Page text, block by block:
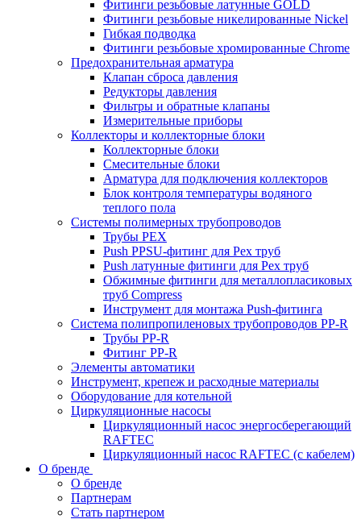
Фитинги резьбовые латунные GOLD
Фитинги резьбовые никелированные Nickel
Гибкая подводка
Фитинги резьбовые хромированные Chrome
Предохранительная арматура
Клапан сброса давления
Редукторы давления
Фильтры и обратные клапаны
Измерительные приборы
Коллекторы и коллекторные блоки
Коллекторные блоки
Смесительные блоки
Арматура для подключения коллекторов
Блок контроля температуры водяного
теплого пола
Системы полимерных трубопроводов
Трубы PEX
Push PPSU-фитинг для Pex труб
Push латунные фитинги для Pex труб
Обжимные фитинги для металлопласиковых
труб Compress
Инструмент для монтажа Push-фитинга
Система полипропиленовых трубопроводов PP-R
Трубы PP-R
Фитинг PP-R
Элементы автоматики
Инструмент, крепеж и расходные материалы
Оборудование для котельной
Циркуляционные насосы
Циркуляционный насос энергосберегающий
RAFTEC
Циркуляционный насос RAFTEC (с кабелем)
О бренде
О бренде
Партнерам
Стать партнером